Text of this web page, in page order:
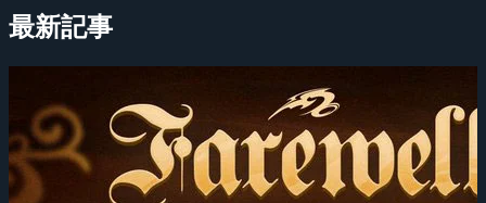
最新記事